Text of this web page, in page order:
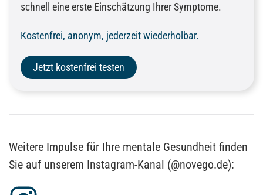
schnell eine erste Einschätzung Ihrer Symptome.
Kostenfrei, anonym, jederzeit wiederholbar.
Jetzt kostenfrei testen
Weitere Impulse für Ihre mentale Gesundheit finden
Sie auf unserem Instagram-Kanal (@novego.de):